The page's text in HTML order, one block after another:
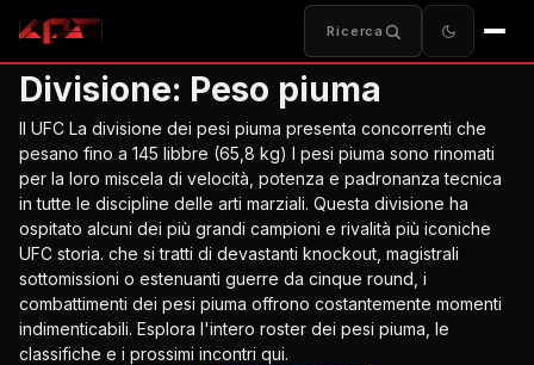
Ricerca
Divisione: Peso piuma
Il UFC La divisione dei pesi piuma presenta concorrenti che
pesano fino a 145 libbre (65,8 kg) I pesi piuma sono rinomati
per la loro miscela di velocità, potenza e padronanza tecnica
in tutte le discipline delle arti marziali. Questa divisione ha
ospitato alcuni dei più grandi campioni e rivalità più iconiche
UFC storia. che si tratti di devastanti knockout, magistrali
sottomissioni o estenuanti guerre da cinque round, i
combattimenti dei pesi piuma offrono costantemente momenti
indimenticabili. Esplora l'intero roster dei pesi piuma, le
classifiche e i prossimi incontri qui.